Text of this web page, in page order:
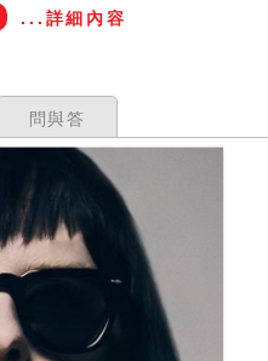
...詳細內容
問與答